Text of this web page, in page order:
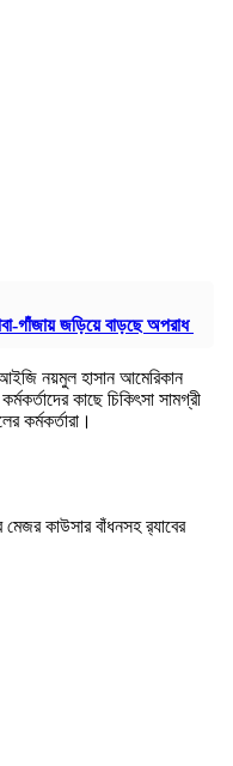
গাঁজায় জড়িয়ে বাড়ছে অপরাধ
নয়মুল হাসান আমেরিকান
কাছে চিকিৎসা সামগ্রী
কর্মকর্তারা।
মেজর কাউসার বাঁধনসহ র‍্যাবের